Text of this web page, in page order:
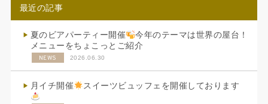
最近の記事
夏のビアパーティー開催
今年のテーマは世界の屋台！
メニューをちょこっとご紹介
NEWS 2026.06.30
月イチ開催 スイーツビュッフェを開催しております